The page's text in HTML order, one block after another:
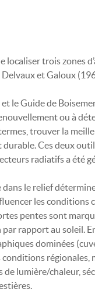
localiser trois zones
Delvaux et Galoux
et le Guide de
ou à
trouver la
Ces deux
radiatifs a été
le relief
les conditions
pentes sont
rapport au soleil.
dominées
régionales,
de lumière/chaleur,